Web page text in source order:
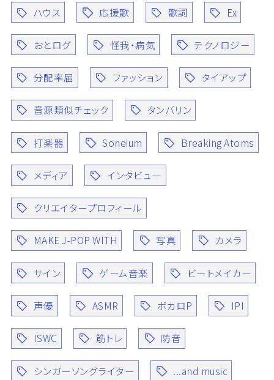
ハウス 応援歌 歌詞 Ex
おとログ 怪我・病気 テクノロジー
分配率届 ファッション タイアップ
音源類似チェック タンバリン
打楽器 Soneium Breaking Atoms
メディア インタビュー
クリエイタープロフィール
MAKE J-POP WITH 写真 カメラ
サイン ゲーム音楽 ビートメイカー
声優 ASMR ボカロP IPI
ISWC 筋トレ 防音
シンガーソングライター ...and music